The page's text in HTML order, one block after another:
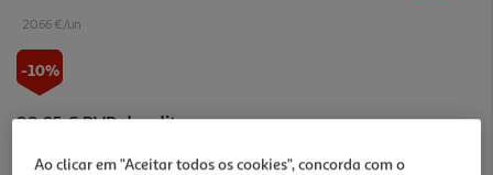
em dois.
20.66 €/un
-10%
22,95 €PVP de editor
Ao clicar em "Aceitar todos os cookies", concorda com o